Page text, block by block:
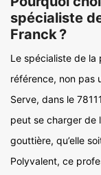
spécialiste
Franck ?
Le spécialiste de la
référence, non pas
Serve, dans le
peut se charger de
gouttière, qu’elle
Polyvalent, ce